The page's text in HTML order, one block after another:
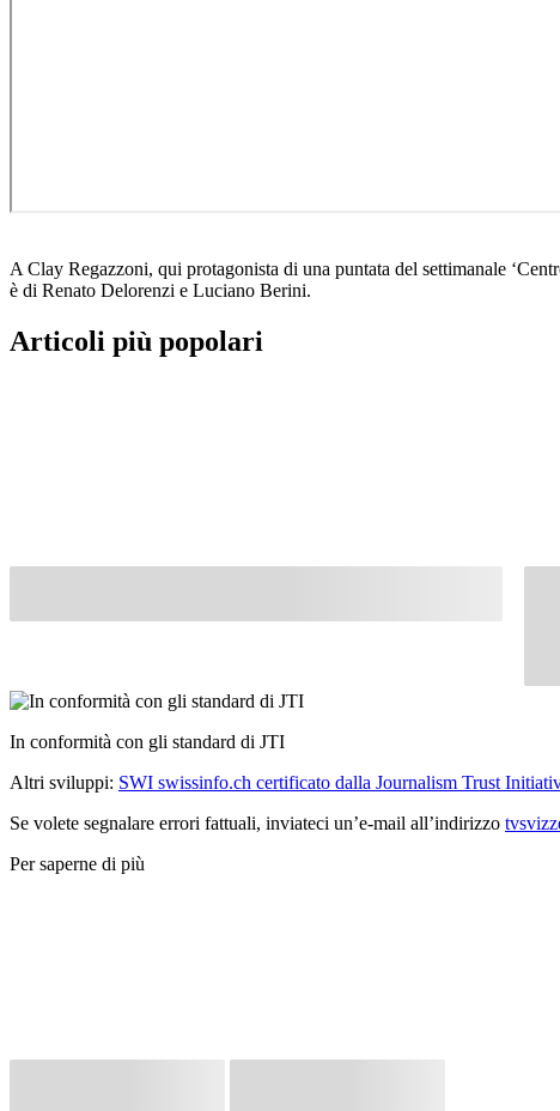
A Clay Regazzoni, qui protagonista di una puntata del settimanale
è di Renato Delorenzi e Luciano Berini.
Articoli più popolari
In conformità con gli standard di JTI
Altri sviluppi: SWI swissinfo.ch certificato dalla Journalism Trust
Se volete segnalare errori fattuali, inviateci un’e-mail all’indirizzo
Per saperne di più